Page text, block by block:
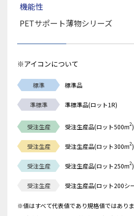
機能性
PETサポート薄物シリーズ
※アイコンについて
標準 標準品
準標準 準標準品(ロット1R)
受注生産 受注生産品(ロット500m2)
受注生産 受注生産品(ロット300m2)
受注生産 受注生産品(ロット250m2)
受注生産 受注生産品(ロット200シ
※値はすべて代表値であり規格値ではありま